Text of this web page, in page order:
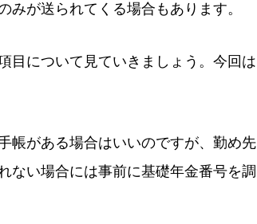
が送られてくる場合もあります。
目について見ていきましょう。今回は
帳がある場合はいいのですが、勤め先
ない場合には事前に基礎年金番号を調